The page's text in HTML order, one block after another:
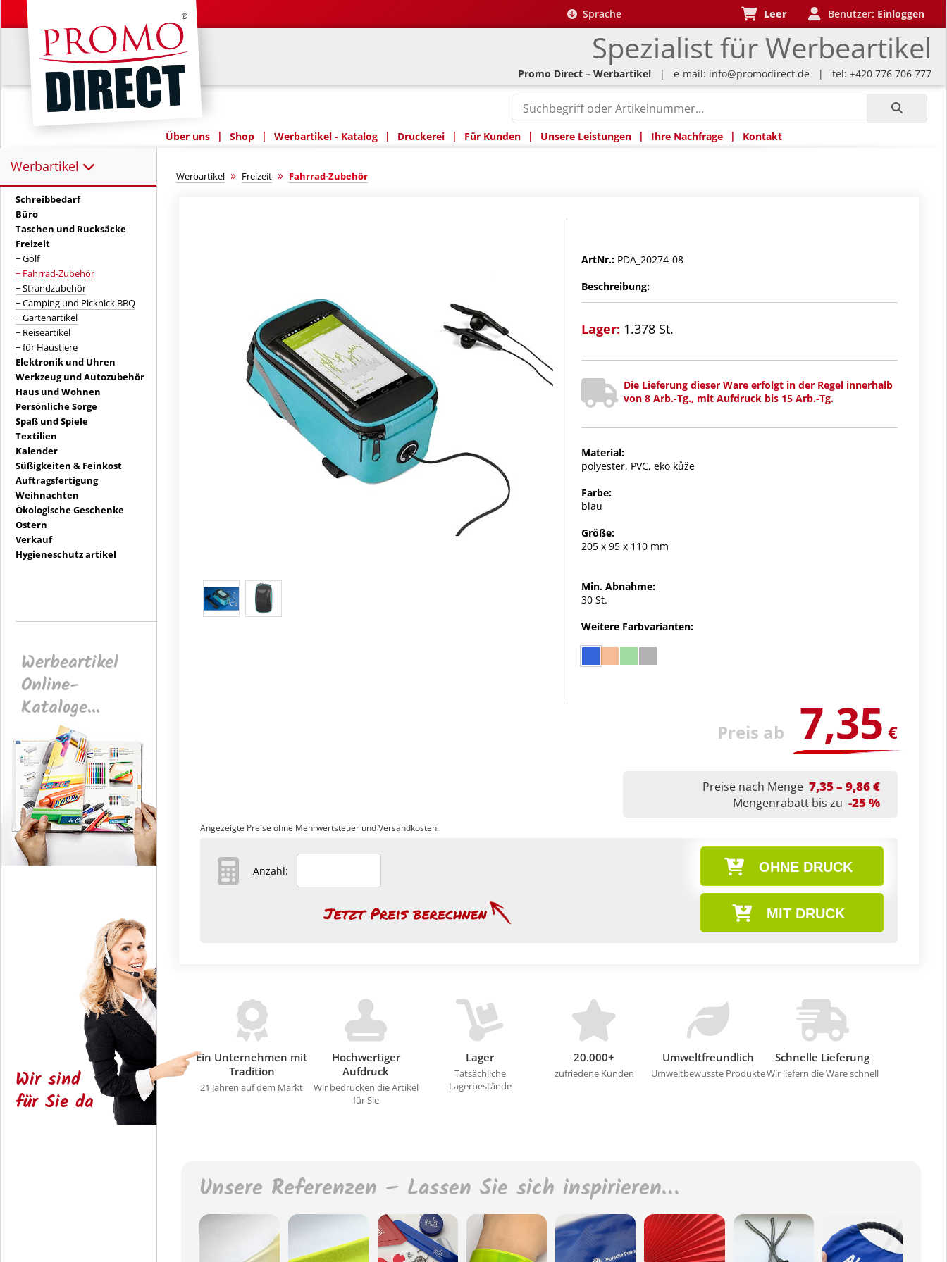
Spezialist für Werbeartikel
Sprache Leer Benutzer: Einloggen
Promo Direct – Werbartikel | e-mail: info@promodirect.de | tel: +420 776 706 777
Über uns | Shop | Werbartikel - Katalog | Druckerei | Für Kunden | Unsere Leistungen | Ihre Nachfrage | Kontakt
Werbartikel
Werbartikel:
Schreibbedarf
Büro
Taschen und Rucksäcke
Freizeit
− Golf
− Fahrrad-Zubehör
− Strandzubehör
− Camping und Picknick BBQ
− Gartenartikel
− Reiseartikel
− für Haustiere
Elektronik und Uhren
Werkzeug und Autozubehör
Haus und Wohnen
Persönliche Sorge
Spaß und Spiele
Textilien
Kalender
Süßigkeiten & Feinkost
Auftragsfertigung
Weihnachten
Ökologische Geschenke
Ostern
Verkauf
Hygieneschutz artikel
Werbeartikel
Online-
Kataloge...
Wir sind
für Sie da
Werbartikel » Freizeit » Fahrrad-Zubehör
ArtNr.: PDA_20274-08
Beschreibung:
Lager: 1.378 St.
Die Lieferung dieser Ware erfolgt in der Regel innerhalb
von 8 Arb.-Tg., mit Aufdruck bis 15 Arb.-Tg.
Material:
polyester, PVC, eko kůže
Farbe:
blau
Größe:
205 x 95 x 110 mm
Min. Abnahme:
30 St.
Weitere Farbvarianten:
Preis ab 7,35 €
Preise nach Menge 7,35 – 9,86 €
Mengenrabatt bis zu -25 %
Angezeigte Preise ohne Mehrwertsteuer und Versandkosten.
OHNE DRUCK
MIT DRUCK
Anzahl:
Ein Unternehmen mit
Tradition
21 Jahren auf dem Markt
Hochwertiger
Aufdruck
Wir bedrucken die Artikel
für Sie
Lager
Tatsächliche
Lagerbestände
20.000+
zufriedene Kunden
Umweltfreundlich
Umweltbewusste Produkte
Schnelle Lieferung
Wir liefern die Ware schnell
Unsere Referenzen – Lassen Sie sich inspirieren…